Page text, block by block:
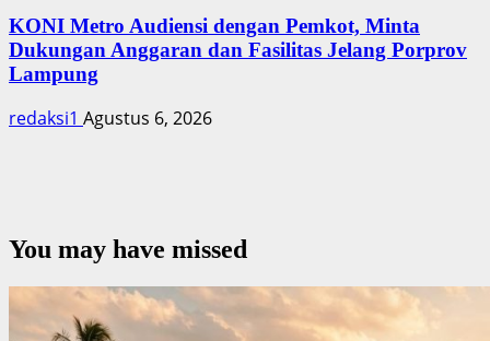
KONI Metro Audiensi dengan Pemkot, Minta
Dukungan Anggaran dan Fasilitas Jelang Porprov
Lampung
redaksi1 Agustus 6, 2026
You may have missed